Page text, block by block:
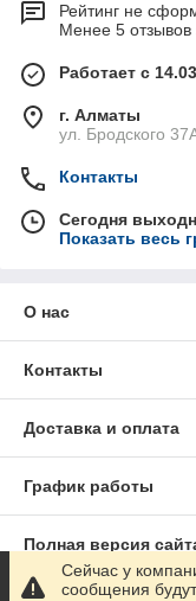
Рейтинг не
Менее 5 отзывов
Работает с
г. Алматы
ул. Бродского
Контакты
Сегодня
Показать весь
О нас
Контакты
Доставка и оплата
График работы
Полная версия
Сейчас у
сообщения